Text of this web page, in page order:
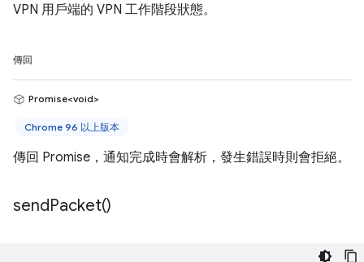
VPN 用戶端的 VPN 工作階段狀態。
傳回
Promise<void>
Chrome 96 以上版本
傳回 Promise，通知完成時會解析，發生錯誤時則會拒絕。
sendPacket()